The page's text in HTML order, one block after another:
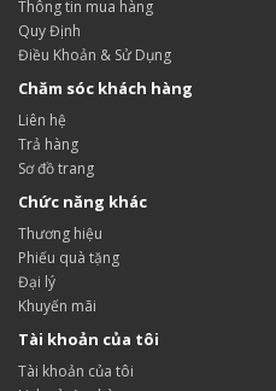
Thông tin mua hàng
Quy Định
Điều Khoản & Sử Dụng
Chăm sóc khách hàng
Liên hệ
Trả hàng
Sơ đồ trang
Chức năng khác
Thương hiệu
Phiếu quà tặng
Đại lý
Khuyến mãi
Tài khoản của tôi
Tài khoản của tôi